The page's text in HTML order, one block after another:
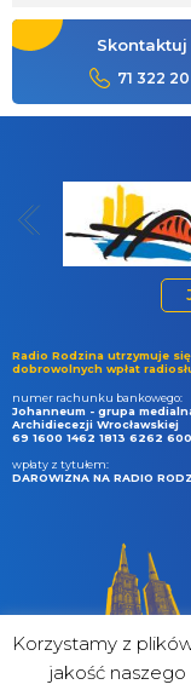
71 322
Radio Rodzina utrzymuje
dobrowolnych wpłat
numer rachunku bankowego:
Johanneum - grupa
Archidiecezji Wrocławskiej
69 1600 1462 1813 6262
wpłaty z tytułem:
DAROWIZNA NA RADIO
Korzystamy z
jakość